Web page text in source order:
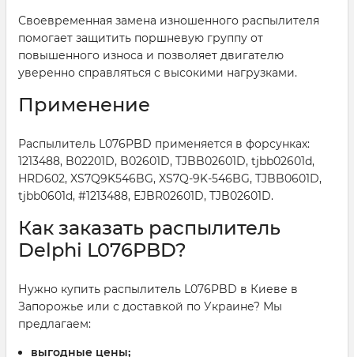
Своевременная замена изношенного распылителя
помогает защитить поршневую группу от
повышенного износа и позволяет двигателю
уверенно справляться с высокими нагрузками.
Применение
Распылитель L076PBD применяется в форсунках:
1213488, B02201D, B02601D, TJBB02601D, tjbb02601d,
HRD602, XS7Q9K546BG, XS7Q-9K-546BG, TJBB0601D,
tjbb0601d, #1213488, EJBR02601D, TJB02601D.
Как заказать распылитель
Delphi L076PBD?
Нужно купить распылитель L076PBD в Киеве в
Запорожье или с доставкой по Украине? Мы
предлагаем:
выгодные цены;